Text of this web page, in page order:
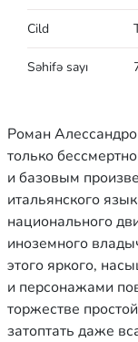
Cild
Səhifə sayı
Роман
только
и базовым
итальянского
национального
иноземного
этого яркого,
и персонажами
торжестве
затоптать даже